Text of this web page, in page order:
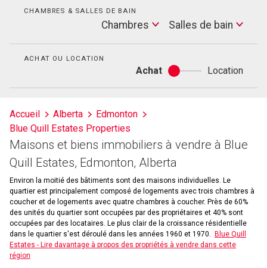
CHAMBRES & SALLES DE BAIN
Chambres
Salles
de
Salles de bain
ACHAT OU LOCATION
Achat
Achat
ou
Location
Accueil Alberta
Edmonton
Blue Quill Estates Properties
Maisons et biens immobiliers à vendre à Blue
Quill Estates, Edmonton, Alberta
Environ la moitié des bâtiments sont des maisons individuelles. Le
quartier est principalement composé de logements avec trois chambres à
coucher et de logements avec quatre chambres à coucher. Près de 60%
des unités du quartier sont occupées par des propriétaires et 40% sont
occupées par des locataires. Le plus clair de la croissance résidentielle
dans le quartier s'est déroulé dans les années 1960 et 1970.
Blue Quill
Estates - Lire davantage à propos des propriétés à vendre dans cette
région